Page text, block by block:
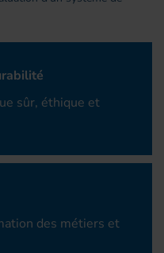
sûr, éthique et
des métiers et